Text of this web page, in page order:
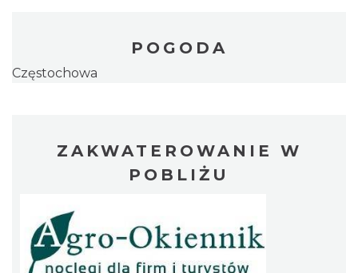
POGODA
Częstochowa
ZAKWATEROWANIE W
POBLIŻU